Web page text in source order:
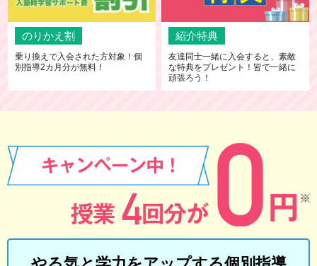
のりかえ割
乗り換えで入会された方対象！個
別指導2カ月分が無料！
紹介特典
友達同士一緒に入会すると、素敵
な特典をプレゼント！皆で一緒に
頑張ろう！